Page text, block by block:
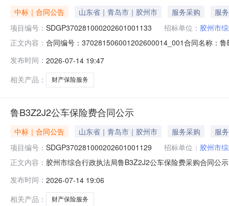
中标｜合同公告 山东省｜青岛市｜胶州市 服务采购
服务
项目编号： SDGP370281000202601001133 招标单位： 胶州市
正文内容： 合同编号：370281506001202600014_001合同名称：
式：16678620813合同签订日期：2026-06-01合同金额
发布时间： 2026-07-14 19:47
相关产品：
财产保险服务
鲁B3Z2J2公车保险费合同公示
中标｜合同公告 山东省｜青岛市｜胶州市 服务采购
服务
项目编号： SDGP370281000202601001129 招标单位： 胶州市
正文内容： 胶州市综合行政执法局鲁B3Z2J2公车保险费采购合同公
方）：中路财产保险股份有限公司青岛分公司地址：山
发布时间： 2026-07-14 19:06
相关产品：
财产保险服务